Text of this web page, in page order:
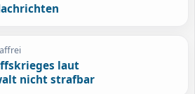
laut
nicht strafbar